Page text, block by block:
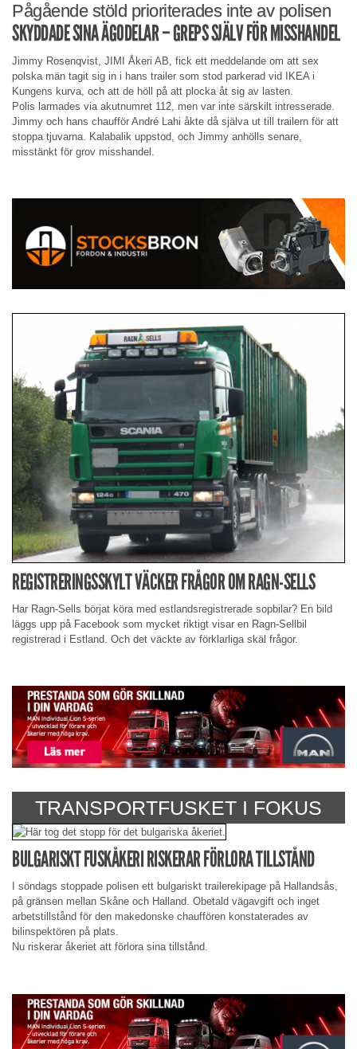
Pågående stöld prioriterades inte av polisen
SKYDDADE SINA ÄGODELAR – GREPS SJÄLV FÖR MISSHANDEL
Jimmy Rosenqvist, JIMI Åkeri AB, fick ett meddelande om att sex
polska män tagit sig in i hans trailer som stod parkerad vid IKEA i
Kungens kurva, och att de höll på att plocka åt sig av lasten.
Polis larmades via akutnumret 112, men var inte särskilt intresserade.
Jimmy och hans chaufför André Lahi åkte då själva ut till trailern för att
stoppa tjuvarna. Kalabalik uppstod, och Jimmy anhölls senare,
misstänkt för grov misshandel.
REGISTRERINGSSKYLT VÄCKER FRÅGOR OM RAGN-SELLS
Har Ragn-Sells börjat köra med estlandsregistrerade sopbilar? En bild
läggs upp på Facebook som mycket riktigt visar en Ragn-Sellbil
registrerad i Estland. Och det väckte av förklarliga skäl frågor.
TRANSPORTFUSKET I FOKUS
BULGARISKT FUSKÅKERI RISKERAR FÖRLORA TILLSTÅND
I söndags stoppade polisen ett bulgariskt trailerekipage på Hallandsås,
på gränsen mellan Skåne och Halland. Obetald vägavgift och inget
arbetstillstånd för den makedonske chauffören konstaterades av
bilinspektören på plats.
Nu riskerar åkeriet att förlora sina tillstånd.